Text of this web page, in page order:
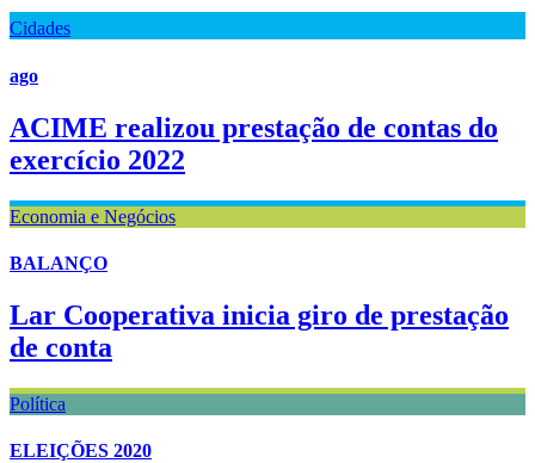
Cidades
ago
ACIME realizou prestação de contas do
exercício 2022
Economia e Negócios
BALANÇO
Lar Cooperativa inicia giro de prestação
de conta
Política
ELEIÇÕES 2020